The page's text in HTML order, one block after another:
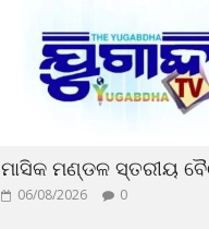
ମାସିକ ମଣ୍ଡଳ ସ୍ତରୀୟ
06/08/2026 0